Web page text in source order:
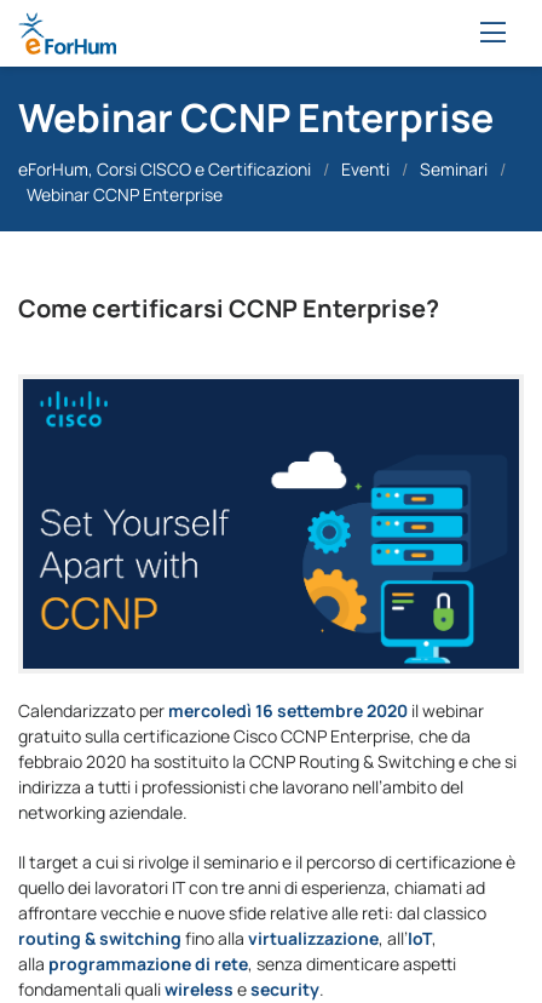
Webinar CCNP Enterprise
eForHum, Corsi CISCO e Certificazioni / Eventi / Seminari /
Webinar CCNP Enterprise
Come certificarsi CCNP Enterprise?
Calendarizzato per mercoledì 16 settembre 2020 il webinar
gratuito sulla certificazione Cisco CCNP Enterprise, che da
febbraio 2020 ha sostituito la CCNP Routing & Switching e che si
indirizza a tutti i professionisti che lavorano nell’ambito del
networking aziendale.
Il target a cui si rivolge il seminario e il percorso di certificazione è
quello dei lavoratori IT con tre anni di esperienza, chiamati ad
affrontare vecchie e nuove sfide relative alle reti: dal classico
routing & switching fino alla virtualizzazione, all’IoT,
alla programmazione di rete, senza dimenticare aspetti
fondamentali qualiwireless esecurity.